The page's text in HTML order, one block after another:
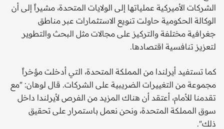
الشركات الأميركية عملياتها إلى الولايات المتحدة، مشيراً إلى أن
الوكالة الحكومية حاولت تنويع الاستثمارات عبر مناطق
جغرافية مختلفة والتركيز على مجالات مثل البحث والتطوير
لتعزيز تنافسية اقتصادها.
كما تستفيد أيرلندا من المملكة المتحدة، التي أدخلت مؤخراً
مجموعة من التغييرات الضريبية على الشركات. قال لوهان: "مع
تقدمنا ​​للأمام، أعتقد أن هناك المزيد من الفرص لأيرلندا داخل
سوق المملكة المتحدة، ونحن نعمل باستمرار على تحقيق
ذلك".